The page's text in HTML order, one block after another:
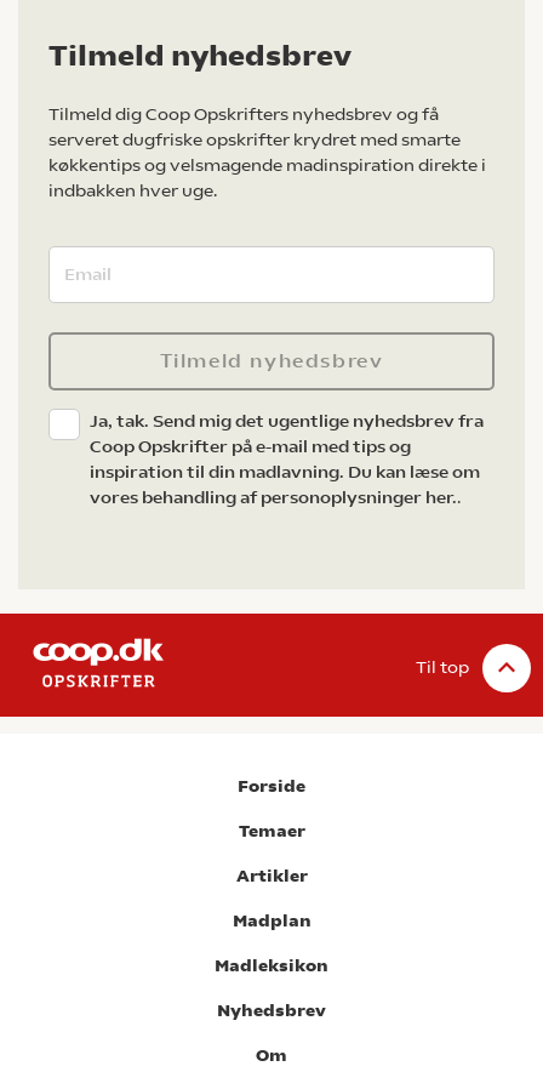
Tilmeld nyhedsbrev
Tilmeld dig Coop Opskrifters nyhedsbrev og få
serveret dugfriske opskrifter krydret med smarte
køkkentips og velsmagende madinspiration direkte i
indbakken hver uge.
Tilmeld nyhedsbrev
Ja, tak. Send mig det ugentlige nyhedsbrev fra
Coop Opskrifter på e-mail med tips og
inspiration til din madlavning. Du kan læse om
vores behandling af personoplysninger her..
Til top
Forside
Temaer
Artikler
Madplan
Madleksikon
Nyhedsbrev
Om